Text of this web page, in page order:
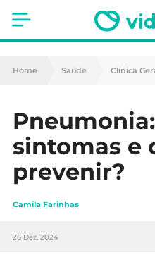
Saúde
Nutrição
Receitas
Fitness
Mães e
Home Saúde Clínica
sintomas e
prevenir?
Camila Farinhas
26 Dez, 2024